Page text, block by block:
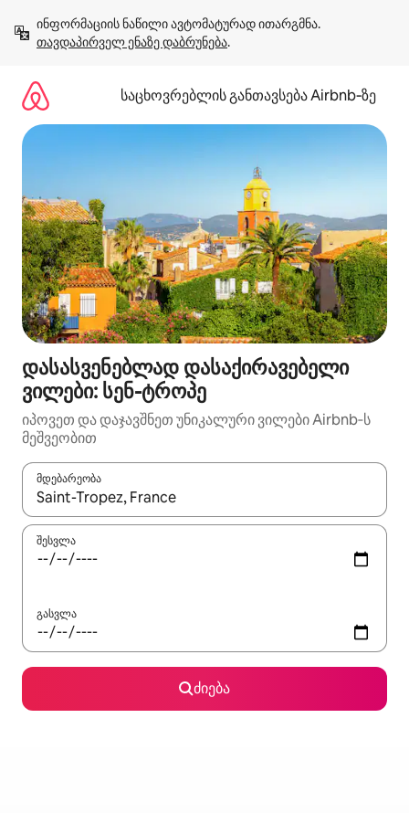
გადასვლა
თავდაპირველ ენაზე დაბრუნება.
საცხოვრებლის განთავსება Airbnb‑ზე
დასასვენებლად დასაქირავებელი
ვილები: სენ-ტროპე
იპოვეთ და დაჯავშნეთ უნიკალური ვილები Airbnb‑ს
მეშვეობით
მდებარეობა
როცა შედეგები ხელმისაწვდომი გახდება, ნავიგაციისთვის
შესვლა
გასვლა
ძიება